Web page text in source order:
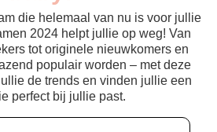
die helemaal van nu is voor jullie
2024 helpt jullie op weg! Van
tot originele nieuwkomers en
populair worden – met deze
de trends en vinden jullie een
perfect bij jullie past.